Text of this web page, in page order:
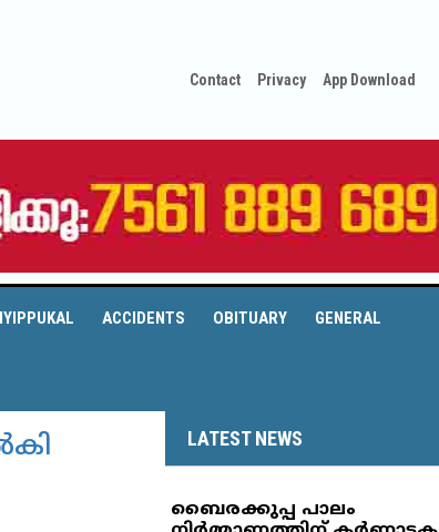
Contact Privacy App Download
ACCIDENTS OBITUARY GENERAL
LATEST NEWS
ബൈരക്കുപ്പ പാലം